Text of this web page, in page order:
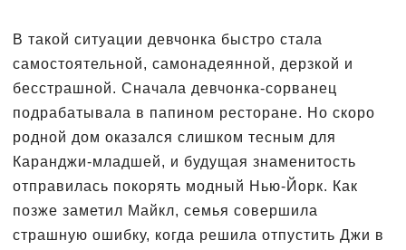
В такой ситуации девчонка быстро стала
самостоятельной, самонадеянной, дерзкой и
бесстрашной. Сначала девчонка-сорванец
подрабатывала в папином ресторане. Но скоро
родной дом оказался слишком тесным для
Каранджи-младшей, и будущая знаменитость
отправилась покорять модный Нью-Йорк. Как
позже заметил Майкл, семья совершила
страшную ошибку, когда решила отпустить Джи в